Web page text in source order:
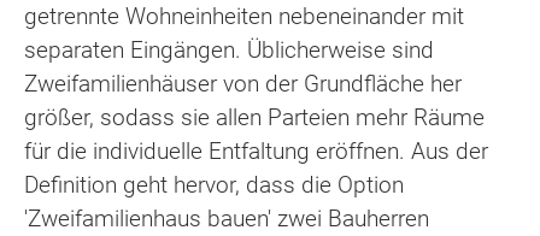
getrennte Wohneinheiten nebeneinander mit
separaten Eingängen. Üblicherweise sind
Zweifamilienhäuser von der Grundfläche her
größer, sodass sie allen Parteien mehr Räume
für die individuelle Entfaltung eröffnen. Aus der
Definition geht hervor, dass die Option
'Zweifamilienhaus bauen' zwei Bauherren